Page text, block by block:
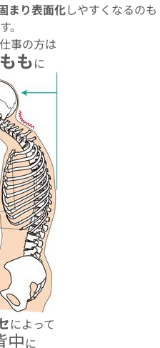
まり表面化しやすくなるのも
。
事の方は
もに
によって
中に